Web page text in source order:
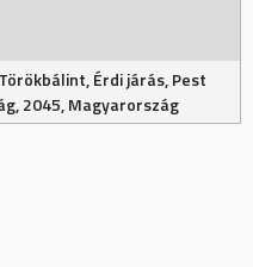
Érdi járás, Pest
2045, Magyarország